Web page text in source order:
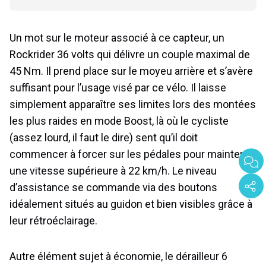
Un mot sur le moteur associé à ce capteur, un
Rockrider 36 volts qui délivre un couple maximal de
45 Nm. Il prend place sur le moyeu arrière et s’avère
suffisant pour l’usage visé par ce vélo. Il laisse
simplement apparaître ses limites lors des montées
les plus raides en mode Boost, là où le cycliste
(assez lourd, il faut le dire) sent qu’il doit
commencer à forcer sur les pédales pour maintenir
une vitesse supérieure à 22 km/h. Le niveau
d’assistance se commande via des boutons
idéalement situés au guidon et bien visibles grâce à
leur rétroéclairage.
Autre élément sujet à économie, le dérailleur 6